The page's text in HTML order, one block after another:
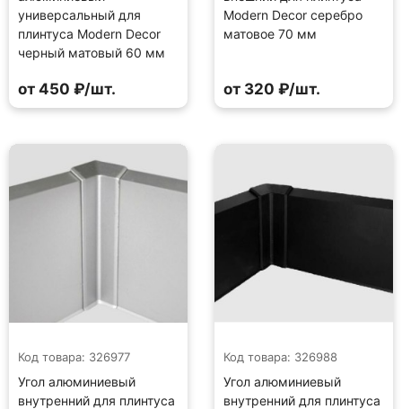
универсальный для
плинтуса Modern Decor
черный матовый 60 мм
от 450 ₽/шт.
Modern Decor серебро
матовое 70 мм
от 320 ₽/шт.
Код товара: 326977
Угол алюминиевый
внутренний для плинтуса
Код товара: 326988
Угол алюминиевый
внутренний для плинтуса